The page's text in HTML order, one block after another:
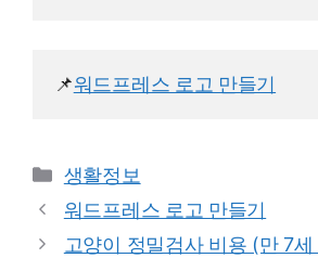
📌워드프레스 로고 만들기
Categories
생활정보
워드프레스 로고 만들기
고양이 정밀검사 비용 (만 7